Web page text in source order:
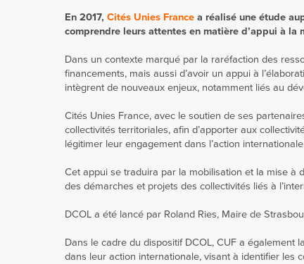
En 2017, Cités Unies France a réalisé une étude
comprendre leurs attentes en matière d’appui à
Dans un contexte marqué par la raréfaction des
financements, mais aussi d’avoir un appui à
intègrent de nouveaux enjeux, notamment liés au
Cités Unies France, avec le soutien de ses
collectivités territoriales, afin d’apporter aux
légitimer leur engagement dans l’action
Cet appui se traduira par la mobilisation et la mise à
des démarches et projets des collectivités liés à
DCOL a été lancé par Roland Ries, Maire de
Dans le cadre du dispositif DCOL, CUF a également
dans leur action internationale, visant à identifier les